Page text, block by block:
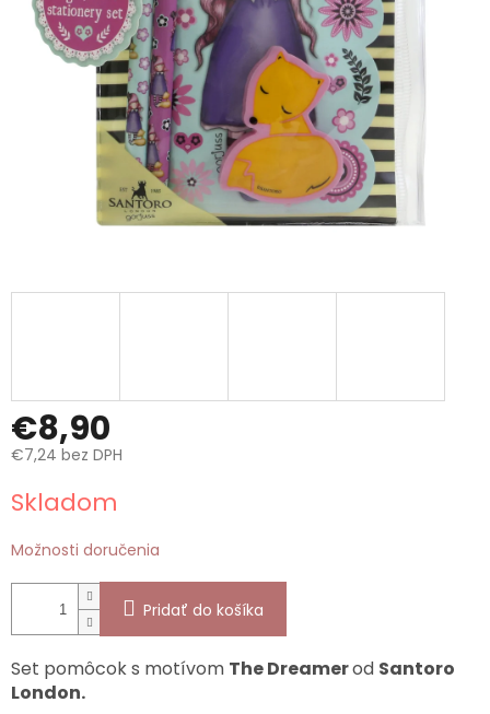
€8,90
€7,24 bez DPH
cena:
Skladom
Možnosti doručenia
Pridať do košíka
Set pomôcok s motívom The Dreamerod Santoro
London.